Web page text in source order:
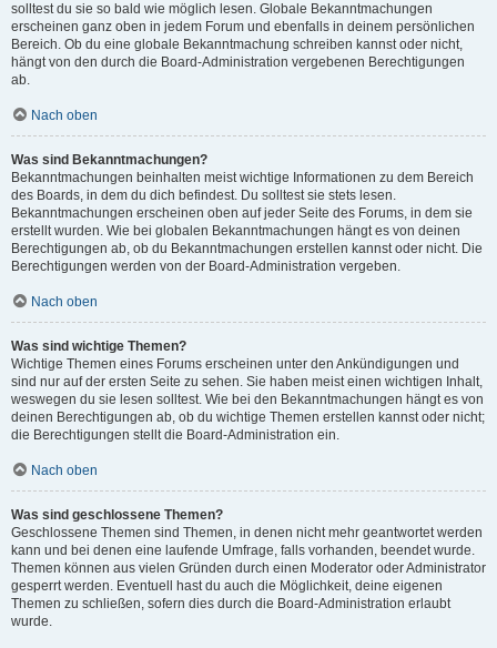
solltest du sie so bald wie möglich lesen. Globale Bekanntmachungen
erscheinen ganz oben in jedem Forum und ebenfalls in deinem persönlichen
Bereich. Ob du eine globale Bekanntmachung schreiben kannst oder nicht,
hängt von den durch die Board-Administration vergebenen Berechtigungen
ab.
Nach oben
Was sind Bekanntmachungen?
Bekanntmachungen beinhalten meist wichtige Informationen zu dem Bereich
des Boards, in dem du dich befindest. Du solltest sie stets lesen.
Bekanntmachungen erscheinen oben auf jeder Seite des Forums, in dem sie
erstellt wurden. Wie bei globalen Bekanntmachungen hängt es von deinen
Berechtigungen ab, ob du Bekanntmachungen erstellen kannst oder nicht. Die
Berechtigungen werden von der Board-Administration vergeben.
Nach oben
Was sind wichtige Themen?
Wichtige Themen eines Forums erscheinen unter den Ankündigungen und
sind nur auf der ersten Seite zu sehen. Sie haben meist einen wichtigen Inhalt,
weswegen du sie lesen solltest. Wie bei den Bekanntmachungen hängt es von
deinen Berechtigungen ab, ob du wichtige Themen erstellen kannst oder nicht;
die Berechtigungen stellt die Board-Administration ein.
Nach oben
Was sind geschlossene Themen?
Geschlossene Themen sind Themen, in denen nicht mehr geantwortet werden
kann und bei denen eine laufende Umfrage, falls vorhanden, beendet wurde.
Themen können aus vielen Gründen durch einen Moderator oder Administrator
gesperrt werden. Eventuell hast du auch die Möglichkeit, deine eigenen
Themen zu schließen, sofern dies durch die Board-Administration erlaubt
wurde.